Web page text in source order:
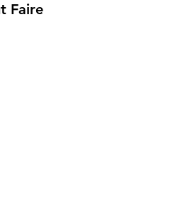
Faire